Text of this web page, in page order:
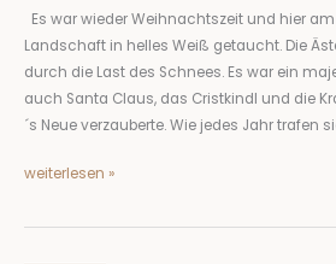
Es war wieder Weihnachtszeit und hier
Landschaft in helles Weiß getaucht. Die
durch die Last des Schnees. Es war ein
auch Santa Claus, das Cristkindl und die
´s Neue verzauberte. Wie jedes Jahr trafen
weiterlesen »